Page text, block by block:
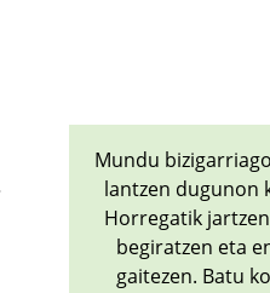
Mundu
lantzen dugunon
Horregatik
begiratzen eta
gaitezen. Batu